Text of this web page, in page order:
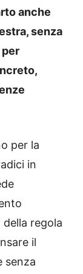
anche
senza
per la
in
regola
il
senza